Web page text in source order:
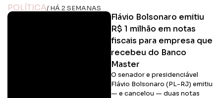
POLÍTICA/ HÁ 2 SEMANAS
Flávio Bolsonaro emitiu
R$ 1 milhão em notas
fiscais para empresa que
recebeu do Banco
Master
O senador e presidenciável
Flávio Bolsonaro (PL-RJ) emitiu
— e cancelou — duas notas